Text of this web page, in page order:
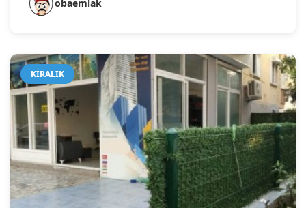
obaemlak
KIRALIK